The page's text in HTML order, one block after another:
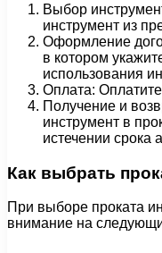
Выбор
инструмент из
Оформление
в котором
использования
Оплата:
Получение и
инструмент в
истечении срока
Как выбрать
При выборе проката
внимание на